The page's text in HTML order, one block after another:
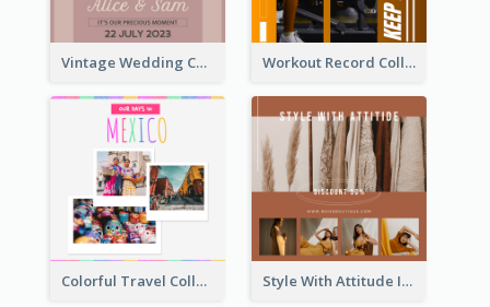
Vintage Wedding Collage Instagram Post Workout Record Collage Instagram Post
Colorful Travel Collage Instagram Post Style With Attitude Instagram Post